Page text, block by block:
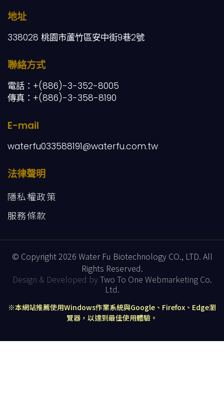
地址
338028 桃園市蘆竹區安中街9巷2號
聯絡方式
電話：+(886)-3-352-8005
傳真：+(886)-3-358-8190
E-mail
waterfu033588191@waterfu.com.tw
法律聲明
隱私權政策
服務條款
© Copyright 2026 Water Fu Biotechnology CO., LTD. All
Rights Reserved.
Design & Developed byTwo To One Webmarketing Co.
Ltd.
※本網站推薦使用Windows作業系統與Google、Firefox、Edge瀏
覽器，以達到最佳使用體驗。